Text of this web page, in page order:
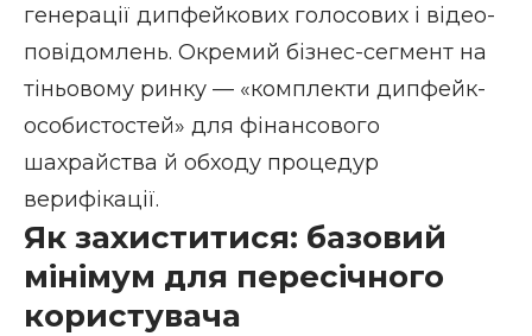
генерації дипфейкових голосових і відео-
повідомлень. Окремий бізнес-сегмент на
тіньовому ринку — «комплекти дипфейк-
особистостей» для фінансового
шахрайства й обходу процедур
верифікації.
Як захиститися: базовий
мінімум для пересічного
користувача